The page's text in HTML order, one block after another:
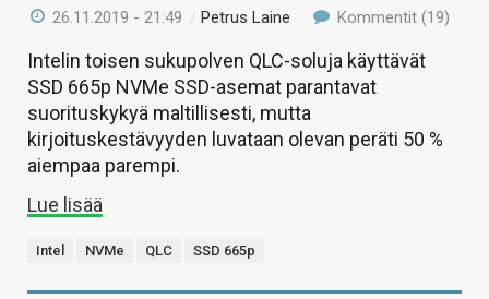
26.11.2019 - 21:49 /Petrus Laine Kommentit (19)
Intelin toisen sukupolven QLC-soluja käyttävät
SSD 665p NVMe SSD-asemat parantavat
suorituskykyä maltillisesti, mutta
kirjoituskestävyyden luvataan olevan peräti 50 %
aiempaa parempi.
Lue lisää
Intel NVMe QLC SSD 665p